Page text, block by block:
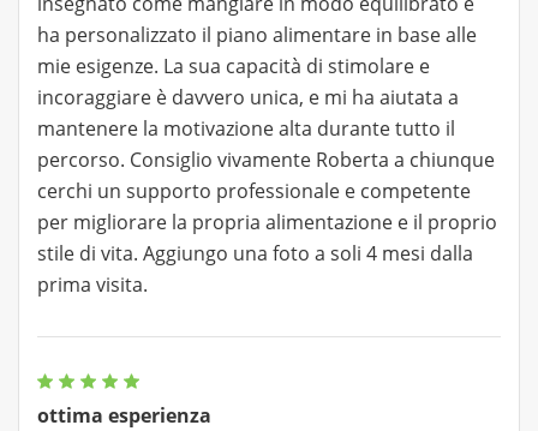
ha personalizzato il piano alimentare in base alle
mie esigenze. La sua capacità di stimolare e
incoraggiare è davvero unica, e mi ha aiutata a
mantenere la motivazione alta durante tutto il
percorso. Consiglio vivamente Roberta a chiunque
cerchi un supporto professionale e competente
per migliorare la propria alimentazione e il proprio
stile di vita. Aggiungo una foto a soli 4 mesi dalla
prima visita.
ottima esperienza